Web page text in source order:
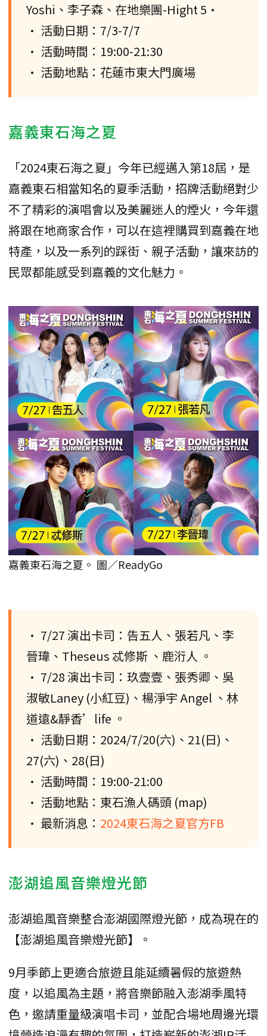
Yoshi、李子森、在地樂團-Hight 5•
• 活動日期：7/3-7/7
• 活動時間：19:00-21:30
• 活動地點：花蓮市東大門廣場
嘉義東石海之夏
「2024東石海之夏」今年已經邁入第18屆，是
嘉義東石相當知名的夏季活動，招牌活動絕對少
不了精彩的演唱會以及美麗迷人的煙火，今年還
將跟在地商家合作，可以在這裡購買到嘉義在地
特產，以及一系列的踩街、親子活動，讓來訪的
民眾都能感受到嘉義的文化魅力。
嘉義東石海之夏。 圖／ReadyGo
• 7/27 演出卡司：告五人、張若凡、李
晉瑋、Theseus 忒修斯 、鹿洐人 。
• 7/28 演出卡司：玖壹壹、張秀卿、吳
淑敏Laney (小紅豆)、楊淨宇 Angel 、林
道遠&靜香’life 。
• 活動日期：2024/7/20(六)、21(日)、
27(六)、28(日)
• 活動時間：19:00-21:00
• 活動地點：東石漁人碼頭 (map)
• 最新消息： 2024東石海之夏官方FB
澎湖追風音樂燈光節
澎湖追風音樂整合澎湖國際燈光節，成為現在的
【澎湖追風音樂燈光節】。
9月季節上更適合旅遊且能延續暑假的旅遊熱
度，以追風為主題，將音樂節融入澎湖季風特
色，邀請重量級演唱卡司，並配合場地周邊光環